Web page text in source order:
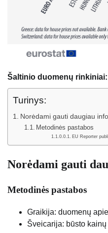
Šaltinio duomenų
Turinys:
Norėdami gauti daugiau
Metodinės pastabos
EU Reporter
Norėdami gauti
Metodinės pastabos
Graikija: duomenų
Šveicarija: būsto